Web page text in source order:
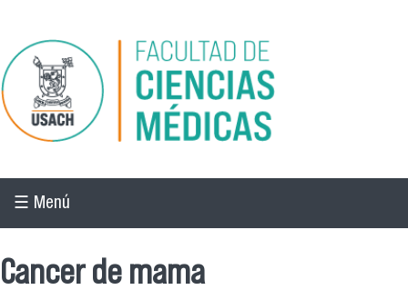
Pasar al contenido principal
☰ Menú
Cancer de mama